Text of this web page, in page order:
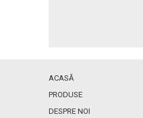
ACASĂ
PRODUSE
DESPRE NOI